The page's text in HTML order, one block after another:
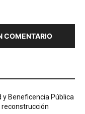
COMENTARIO
y Beneficencia Pública